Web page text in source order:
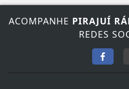
ACOMPANHE PIRAJUÍ
REDES